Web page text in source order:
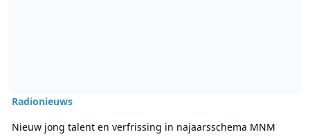
Radionieuws
Nieuw jong talent en verfrissing in najaarsschema MNM